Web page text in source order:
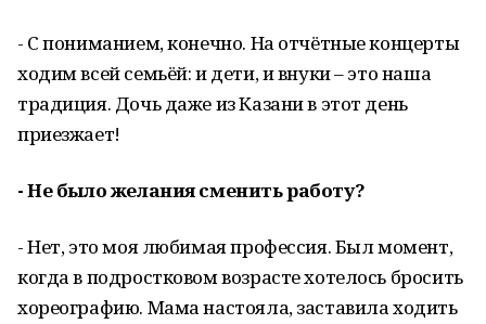
- С пониманием, конечно. На отчётные концерты
ходим всей семьёй: и дети, и внуки – это наша
традиция. Дочь даже из Казани в этот день
приезжает!
- Не было желания сменить работу?
- Нет, это моя любимая профессия. Был момент,
когда в подростковом возрасте хотелось бросить
хореографию. Мама настояла, заставила ходить